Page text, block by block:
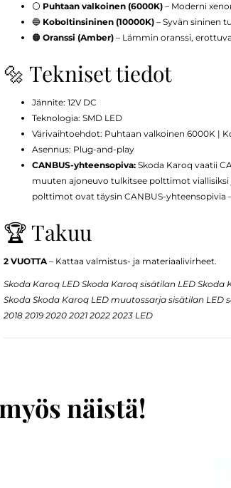
⚪ Puhtaan valkoinen (6000K) – Moderni
🔵 Koboltinsininen (10000K) – Syvän sininen
🟠 Oranssi (Amber) – Lämmin oranssi,
🔩 Tekniset tiedot
Jännite: 12V DC
Teknologia: SMD LED
Värivaihtoehdot: Puhtaan valkoinen 6000K |
Asennus: Plug-and-play
CANBUS-yhteensopiva: Skoda Karoq vaatii
muuten ajoneuvo tulkitsee polttimot
polttimot ovat täysin CANBUS-yhteensopivia
🏆 Takuu
2 VUOTTA– Kattaa valmistus- ja materiaalivirheet.
Skoda Karoq LED Skoda Karoq sisätilan LED
Skoda Skoda Karoq LED muutossarja sisätilan LED
2018 2019 2020 2021 2022 2023 LED
näistä!